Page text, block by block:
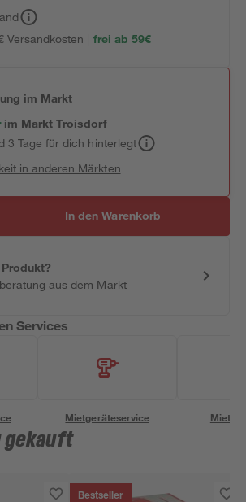
Versandkosten | frei ab 59€
im Markt
im MarktTroisdorf
3 Tage für dich hinterlegt
in anderen Märkten
In den Warenkorb
aus dem Markt
Services
Mietgeräteservice
gekauft
Bestseller